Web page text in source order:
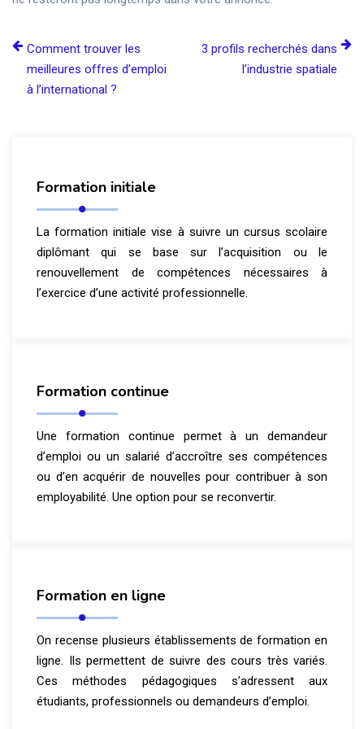
Comment trouver les
meilleures offres d’emploi
à l’international ?
3 profils recherchés dans
l’industrie spatiale
Formation initiale
La formation initiale vise à suivre un cursus scolaire
diplômant qui se base sur l’acquisition ou le
renouvellement de compétences nécessaires à
l’exercice d’une activité professionnelle.
Formation continue
Une formation continue permet à un demandeur
d’emploi ou un salarié d’accroître ses compétences
ou d’en acquérir de nouvelles pour contribuer à son
employabilité. Une option pour se reconvertir.
Formation en ligne
On recense plusieurs établissements de formation en
ligne. Ils permettent de suivre des cours très variés.
Ces méthodes pédagogiques s’adressent aux
étudiants, professionnels ou demandeurs d’emploi.